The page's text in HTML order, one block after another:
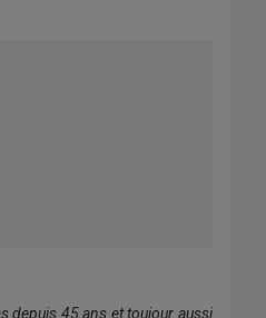
depuis 45 ans et toujour aussi